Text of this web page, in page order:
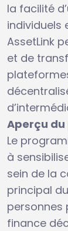
la facilité
individuels
AssetLink
et de
Aperçu
Le
à
sein de la
principal
personnes
finance